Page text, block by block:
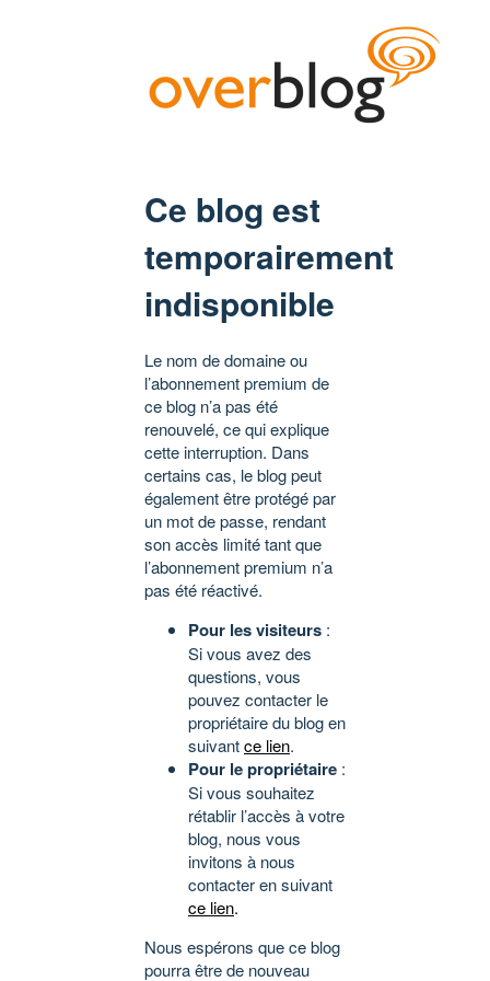
Ce blog est
temporairement
indisponible
Le nom de domaine ou
l’abonnement premium de
ce blog n’a pas été
renouvelé, ce qui explique
cette interruption. Dans
certains cas, le blog peut
également être protégé par
un mot de passe, rendant
son accès limité tant que
l’abonnement premium n’a
pas été réactivé.
Pour les visiteurs :
Si vous avez des
questions, vous
pouvez contacter le
propriétaire du blog en
suivantce lien.
Pour le propriétaire :
Si vous souhaitez
rétablir l’accès à votre
blog, nous vous
invitons à nous
contacter en suivant
ce lien.
Nous espérons que ce blog
pourra être de nouveau